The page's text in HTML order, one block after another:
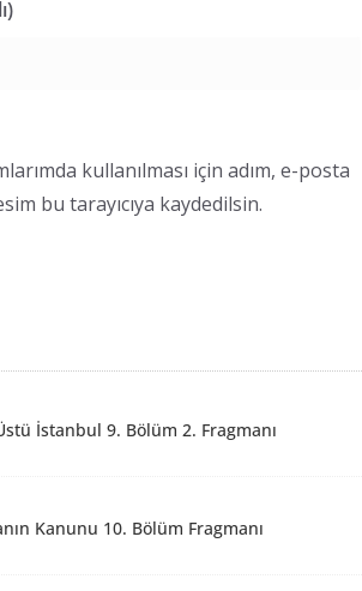
kullanılması için adım, e-posta
bu tarayıcıya kaydedilsin.
İstanbul 9. Bölüm 2. Fragmanı
Kanunu 10. Bölüm Fragmanı